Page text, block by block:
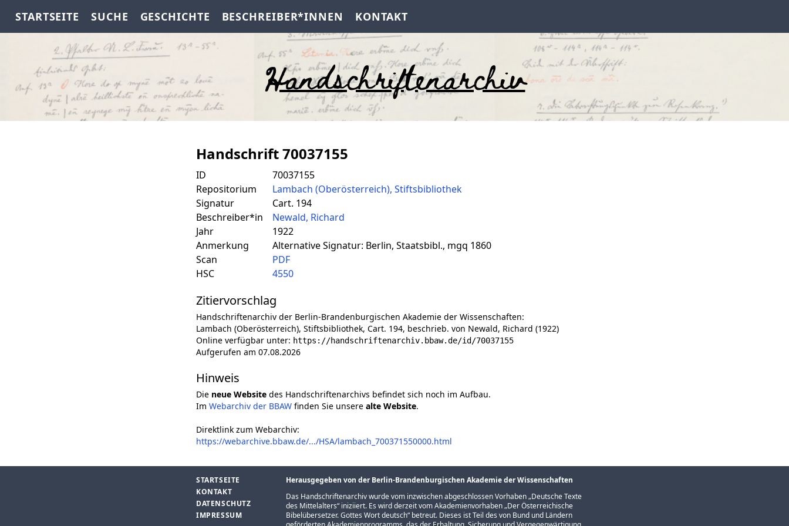
STARTSEITE SUCHE GESCHICHTE BESCHREIBER*INNEN KONTAKT
Handschriftenarchiv
Handschrift 70037155
ID
70037155
Repositorium
Lambach (Oberösterreich), Stiftsbibliothek
Signatur
Cart. 194
Beschreiber*in
Newald, Richard
Jahr
1922
Anmerkung
Alternative Signatur: Berlin, Staatsbibl., mgq 1860
Scan
PDF
HSC
4550
Zitiervorschlag
Handschriftenarchiv der Berlin-Brandenburgischen Akademie der Wissenschaften:
Lambach (Oberösterreich), Stiftsbibliothek, Cart. 194, beschrieb. von Newald, Richard (1922)
Online verfügbar unter: https://handschriftenarchiv.bbaw.de/id/70037155
Aufgerufen am 07.08.2026
Hinweis
Die neue Website des Handschriftenarchivs befindet sich noch im Aufbau.
Im Webarchiv der BBAW finden Sie unsere alte Website.
Direktlink zum Webarchiv:
https://webarchive.bbaw.de/.../HSA/lambach_700371550000.html
STARTSEITE
KONTAKT
DATENSCHUTZ
IMPRESSUM
Herausgegeben von der Berlin-Brandenburgischen Akademie der Wissenschaften
Das Handschriftenarchiv wurde vom inzwischen abgeschlossen Vorhaben „Deutsche Texte
des Mittelalters“ iniziiert. Es wird derzeit vom Akademienvorhaben „Der Österreichische
Bibelübersetzer. Gottes Wort deutsch“ betreut. Dieses ist Teil des von Bund und Ländern